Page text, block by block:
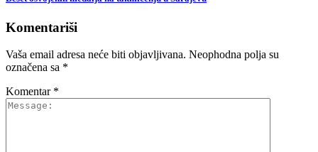
Komentariši
Vaša email adresa neće biti objavljivana. Neophodna polja su
označena sa *
Komentar *